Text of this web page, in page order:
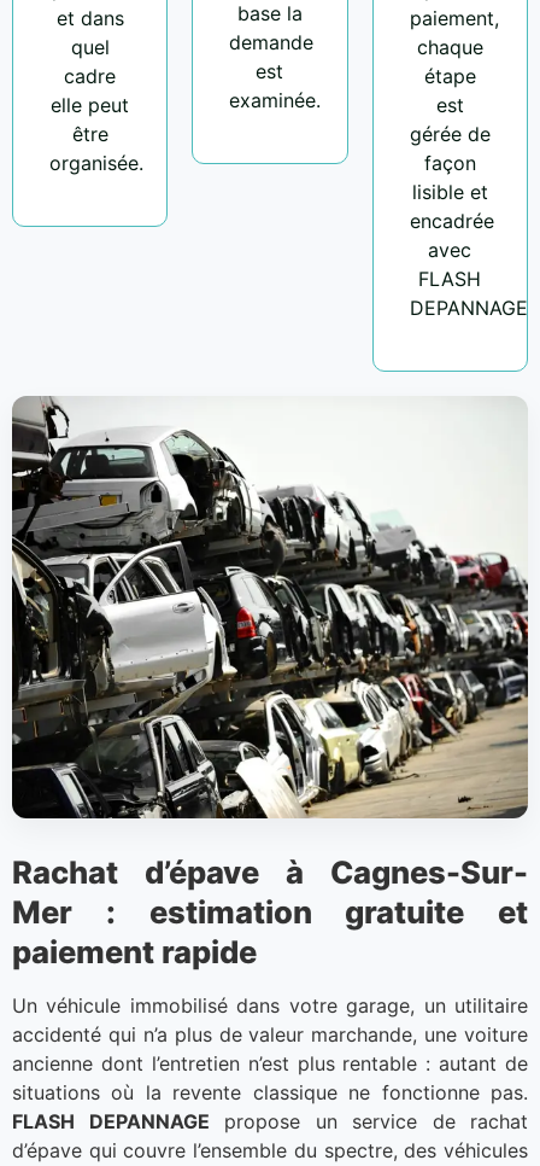
et dans
quel
cadre
elle peut
être
organisée.
base la
demande
est
examinée.
paiement,
chaque
étape
est
gérée de
façon
lisible et
encadrée
avec
FLASH
DEPANNAGE.
Rachat d’épave à Cagnes-Sur-
Mer : estimation gratuite et
paiement rapide
Un véhicule immobilisé dans votre garage, un utilitaire
accidenté qui n’a plus de valeur marchande, une voiture
ancienne dont l’entretien n’est plus rentable : autant de
situations où la revente classique ne fonctionne pas.
FLASH DEPANNAGE propose un service de rachat
d’épave qui couvre l’ensemble du spectre, des véhicules